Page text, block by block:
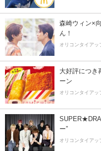
森崎ウィン×
ん！
オリコンタイアッ
大好評につき
ーン
オリコンタイアッ
ー”
オリコンタイアッ